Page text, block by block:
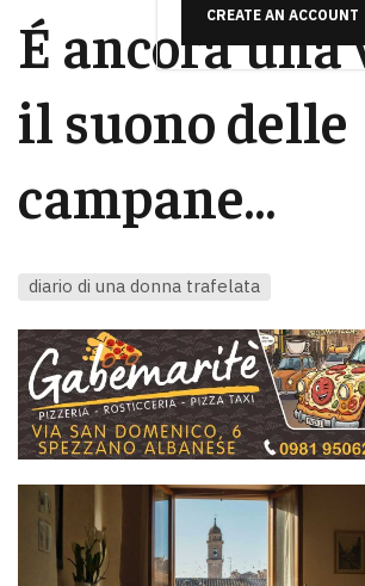
CREATE AN ACCOUNT
É ancora una
il suono delle
campane…
diario di una donna trafelata